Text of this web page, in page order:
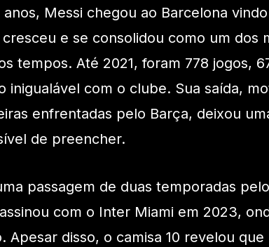
anos, Messi chegou ao Barcelona
e se consolidou como um dos
tempos. Até 2021, foram 778 jogos,
inigualável com o clube. Sua saída,
enfrentadas pelo Barça, deixou
de preencher.
passagem de duas temporadas
com o Inter Miami em 2023,
Apesar disso, o camisa 10 revelou